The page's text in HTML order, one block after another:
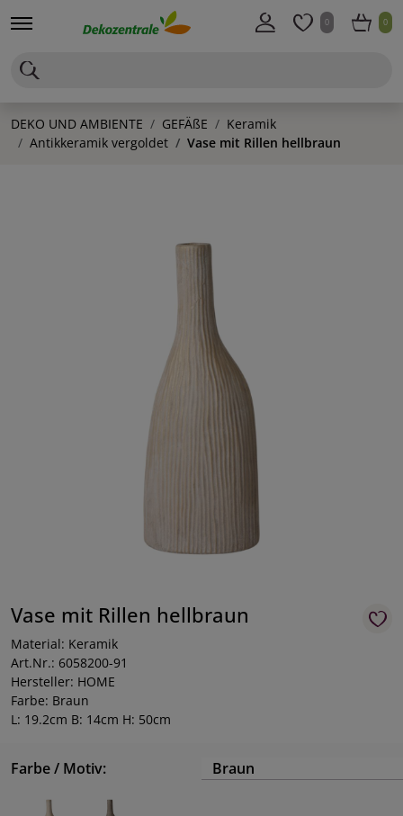
0 0
DEKO UND AMBIENTE GEFÄßE
Keramik
Antikkeramik vergoldet
Vase mit Rillen hellbraun
Vase mit Rillen hellbraun
Material: Keramik
Art.Nr.: 6058200-91
Hersteller: HOME
Farbe: Braun
L: 19.2cm B: 14cm H: 50cm
Farbe / Motiv: Braun